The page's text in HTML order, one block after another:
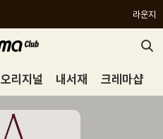
라운지
오리지널 내서재 크레마샵